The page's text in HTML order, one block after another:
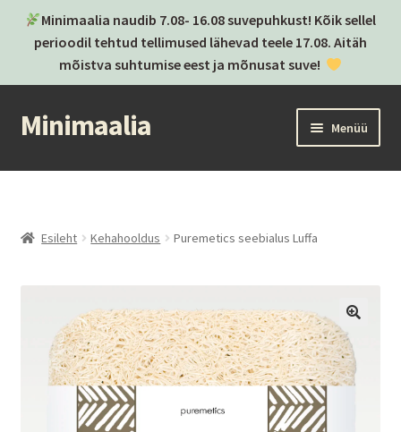
Minimaalia naudib 7.08- 16.08 suvepuhkust! Kõik sellel
perioodil tehtud tellimused lähevad teele 17.08. Aitäh
mõistva suhtumise eest ja mõnusat suve!
Liigu
navigeerimisele
Liigu
sisu
Minimaalia Menüü
Kassa
Ava
Postitused
Privaatsuspoliitika
Esileht Kehahooldus Puremetics seebialus Luffa